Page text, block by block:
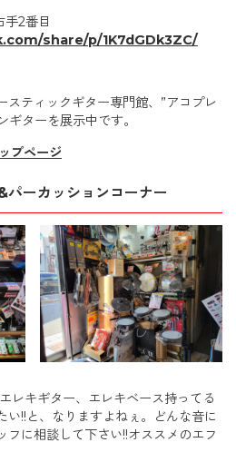
2番目
share/p/1K7dGDk3ZC/
ティックギター専門館、”アコプレ
ターを展示中です。
プページ
パーカッションコーナー
レキギター、エレキベース持ってる
い!!と、なりますよねぇ。どんな音に
フに相談して下さい!!オススメのエフ